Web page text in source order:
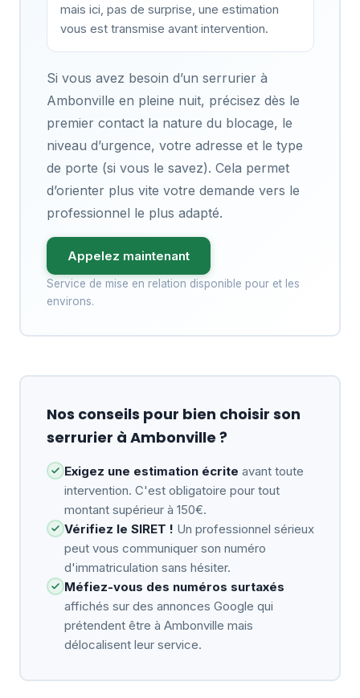
mais ici, pas de surprise, une estimation
vous est transmise avant intervention.
Si vous avez besoin d’un serrurier à
Ambonville en pleine nuit, précisez dès le
premier contact la nature du blocage, le
niveau d’urgence, votre adresse et le type
de porte (si vous le savez). Cela permet
d’orienter plus vite votre demande vers le
professionnel le plus adapté.
Appelez maintenant
Service de mise en relation disponible pour et les
environs.
Nos conseils pour bien choisir son
serrurier à Ambonville ?
Exigez une estimation écrite avant toute
intervention. C'est obligatoire pour tout
montant supérieur à 150€.
Vérifiez le SIRET ! Un professionnel sérieux
peut vous communiquer son numéro
d'immatriculation sans hésiter.
Méfiez-vous des numéros surtaxés
affichés sur des annonces Google qui
prétendent être à Ambonville mais
délocalisent leur service.